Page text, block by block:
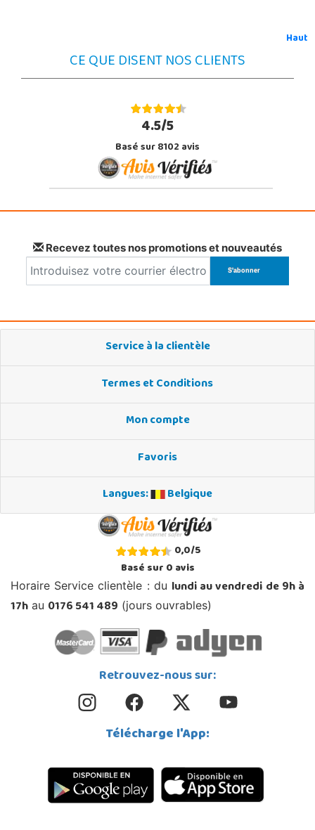
Haut
CE QUE DISENT NOS CLIENTS
4.5/5
Basé sur 8102 avis
Recevez toutes nos promotions et nouveautés
Service à la clientèle
Termes et Conditions
Mon compte
Favoris
Langues:
Belgique
0,0/5
Basé sur0avis
Horaire Service clientèle : du lundi au vendredi de 9h à
17h au 0176 541 489 (jours ouvrables)
Retrouvez-nous sur:
Télécharge l'App: